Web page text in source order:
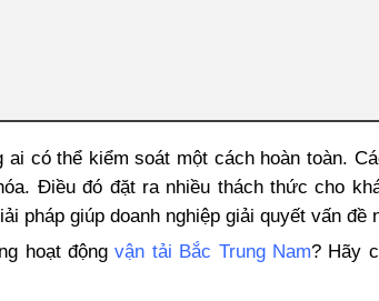
có thể kiểm soát một cách hoàn toàn.
Điều đó đặt ra nhiều thách thức cho
pháp giúp doanh nghiệp giải quyết vấn đề
hoạt độngvận tải Bắc Trung Nam? Hãy